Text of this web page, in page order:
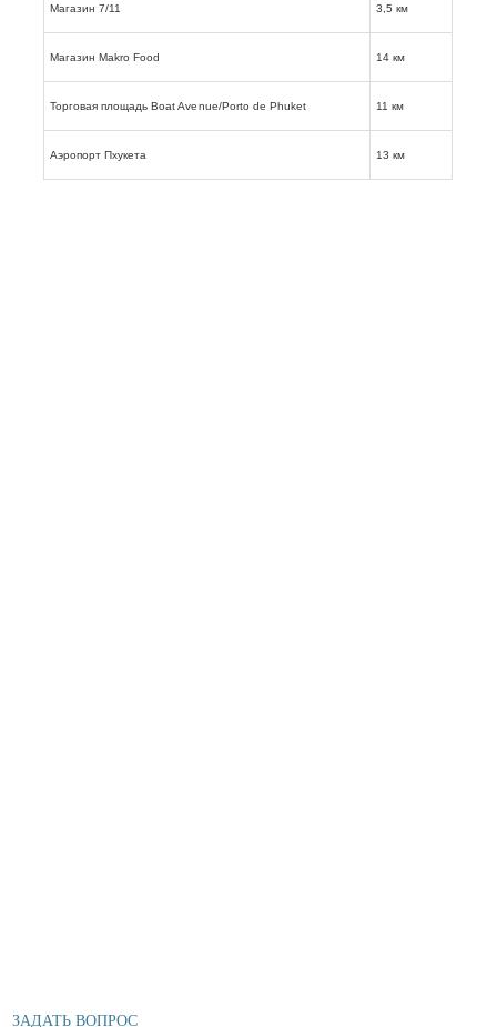
Магазин 7/11 3,5 км
Магазин Makro Food 14 км
Торговая площадь Boat Avenue/Porto de Phuket 11 км
Аэропорт Пхукета 13 км
ЗАДАТЬ ВОПРОС